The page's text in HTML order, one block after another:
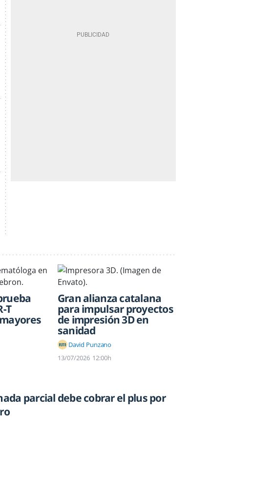
T
Gran alianza catalana
para impulsar proyectos
de impresión 3D en
sanidad
David Punzano
13/07/2026 12:00h
parcial debe cobrar el plus por